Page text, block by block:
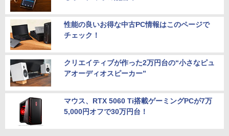
性能の良いお得な中古PC情報はこのページで
チェック！
クリエイティブが作った2万円台の“小さなピュ
アオーディオスピーカー”
マウス、RTX 5060 Ti搭載ゲーミングPCが7万
5,000円オフで30万円台！